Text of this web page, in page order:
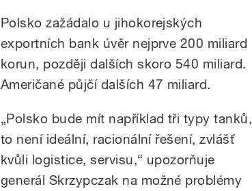
Polsko zažádalo u jihokorejských
exportních bank úvěr nejprve 200 miliard
korun, později dalších skoro 540 miliard.
Američané půjčí dalších 47 miliard.
„Polsko bude mít například tři typy tanků,
to není ideální, racionální řešení, zvlášť
kvůli logistice, servisu,“ upozorňuje
generál Skrzypczak na možné problémy